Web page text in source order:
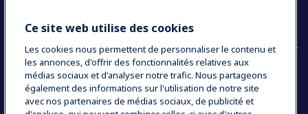
COUNTRY AND LANGUAGE
VOTRE SÉLECTION : FRANCE
Ce site web utilise des cookies
Les cookies nous permettent de personnaliser le contenu et
les annonces, d'offrir des fonctionnalités relatives aux
médias sociaux et d'analyser notre trafic. Nous partageons
également des informations sur l'utilisation de notre site
avec nos partenaires de médias sociaux, de publicité et